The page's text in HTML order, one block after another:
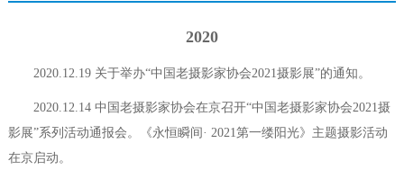
2020
2020.12.19 关于举办“中国老摄影家协会2021摄影展”的通知。
2020.12.14 中国老摄影家协会在京召开“中国老摄影家协会2021摄
影展”系列活动通报会。《永恒瞬间· 2021第一缕阳光》主题摄影活动
在京启动。